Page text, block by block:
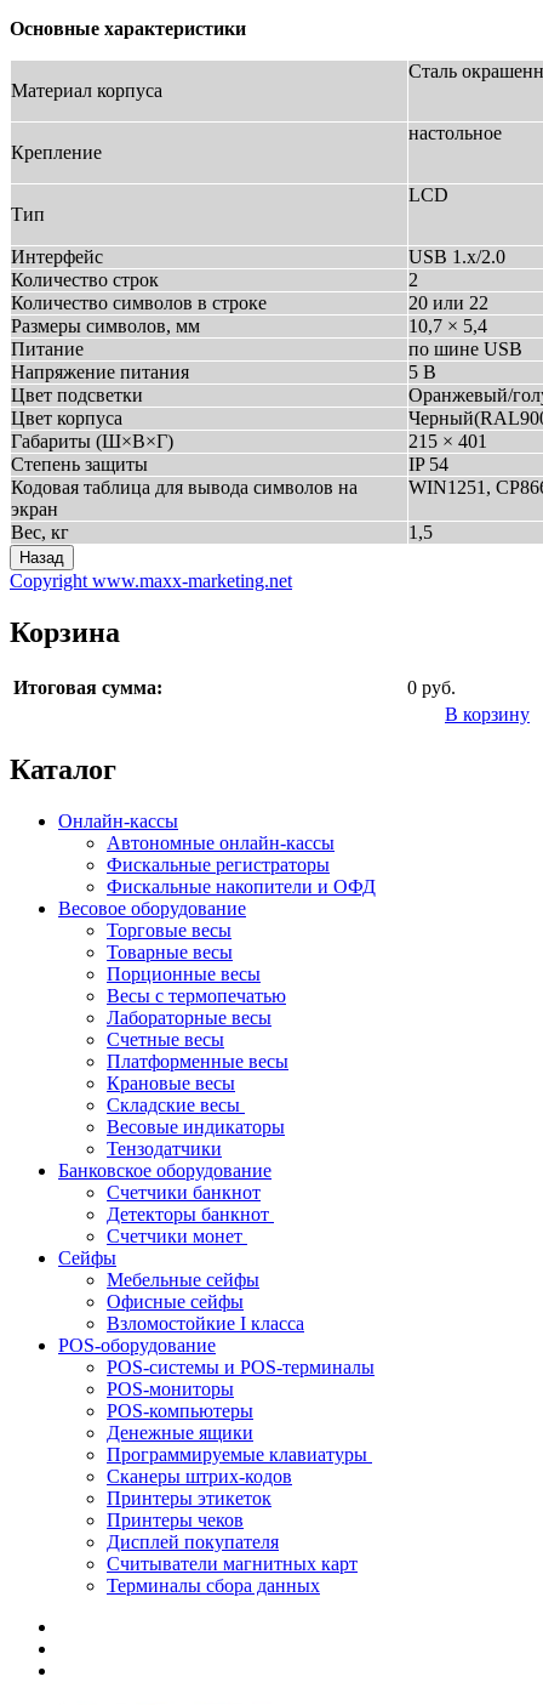
Основные характеристики
Материал корпуса
Сталь
Крепление
настольное
Тип
LCD
Интерфейс
USB 1.х/2.0
Количество строк
2
Количество символов в строке
20 или 22
Размеры символов, мм
10,7 × 5,4
Питание
по шине USB
Напряжение питания
5 В
Цвет подсветки
Оранжевый/
Цвет корпуса
Габариты (Ш×В×Г)
215 × 401
Степень защиты
IP 54
Кодовая таблица для вывода символов на
экран
WIN1251,
Вес, кг 1,5
Copyright www.maxx-marketing.net
Корзина
Итоговая сумма:
0 руб.
В корзину
Каталог
Онлайн-кассы
Автономные онлайн-кассы
Фискальные регистраторы
Фискальные накопители и ОФД
Весовое оборудование
Торговые весы
Товарные весы
Порционные весы
Весы с термопечатью
Лабораторные весы
Счетные весы
Платформенные весы
Крановые весы
Складские весы
Весовые индикаторы
Тензодатчики
Банковское оборудование
Счетчики банкнот
Детекторы банкнот
Счетчики монет
Сейфы
Мебельные сейфы
Офисные сейфы
Взломостойкие I класса
POS-оборудование
POS-системы и POS-терминалы
POS-мониторы
POS-компьютеры
Денежные ящики
Программируемые клавиатуры
Сканеры штрих-кодов
Принтеры этикеток
Принтеры чеков
Дисплей покупателя
Считыватели магнитных карт
Терминалы сбора данных